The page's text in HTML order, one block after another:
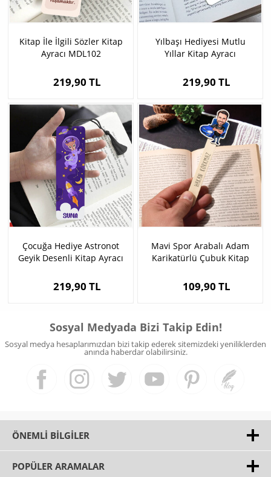
Kitap İle İlgili Sözler Kitap
Ayracı MDL102
219,90 TL
Yılbaşı Hediyesi Mutlu
Yıllar Kitap Ayracı
219,90 TL
Çocuğa Hediye Astronot
Geyik Desenli Kitap Ayracı
219,90 TL
Mavi Spor Arabalı Adam
Karikatürlü Çubuk Kitap
109,90 TL
Sosyal Medyada Bizi Takip Edin!
Sosyal medya hesaplarımızdan bizi takip ederek sitemizdeki yeniliklerden
anında haberdar olabilirsiniz.
ÖNEMLI BILGILER
POPÜLER ARAMALAR